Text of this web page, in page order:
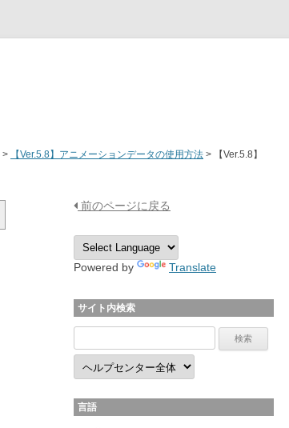
> 【Ver.5.8】アニメーションデータの使用方法 >
【Ver.5.8】
前のページに戻る
Powered by Translate
サイト内検索
言語